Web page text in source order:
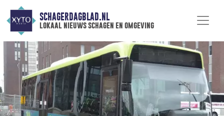
SCHAGERDAGBLAD.NL
lokaal nieuws schagen en omgeving